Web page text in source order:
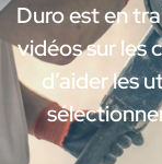
Duro est en
vidéos sur les
d’aider les